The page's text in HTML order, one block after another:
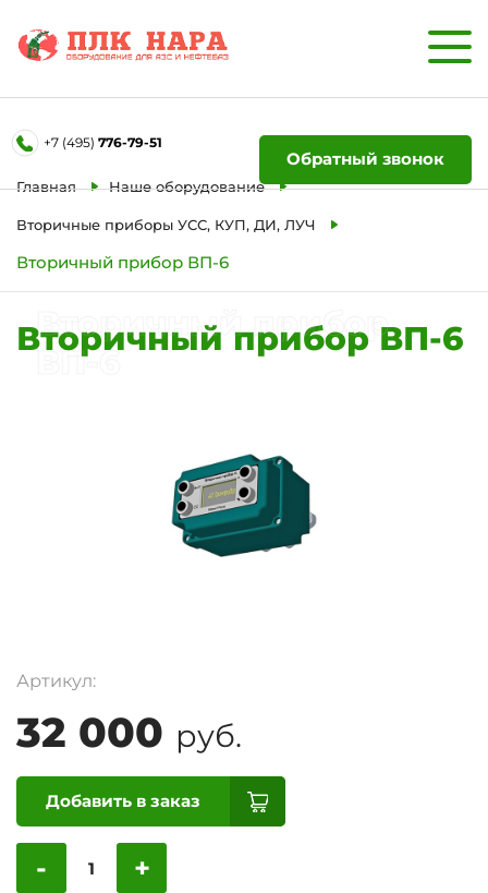
+7 (495) 776-79-51
Обратный звонок
Главная Наше оборудование
Вторичные приборы УСС, КУП, ДИ, ЛУЧ
Вторичный прибор ВП-6
Вторичный прибор ВП-6
Вторичный прибор
ВП-6
Артикул:
32 000 руб.
Добавить в заказ
- +
Форма обратной связи
Ваше имя
Телефон